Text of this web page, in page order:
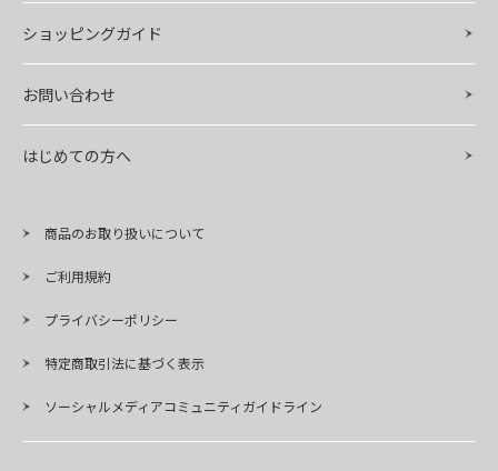
ショッピングガイド
お問い合わせ
はじめての方へ
商品のお取り扱いについて
ご利用規約
プライバシーポリシー
特定商取引法に基づく表示
ソーシャルメディアコミュニティガイドライン